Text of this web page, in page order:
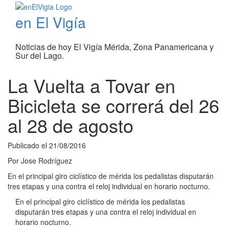
en El Vigía
Noticias de hoy El Vigía Mérida, Zona Panamericana y
Sur del Lago.
La Vuelta a Tovar en
Bicicleta se correrá del 26
al 28 de agosto
Publicado el 21/08/2016
Por Jose Rodríguez
En el principal giro ciclístico de mérida los pedalistas disputarán
tres etapas y una contra el reloj individual en horario nocturno.
En el principal giro ciclístico de mérida los pedalistas
disputarán tres etapas y una contra el reloj individual en
horario nocturno.